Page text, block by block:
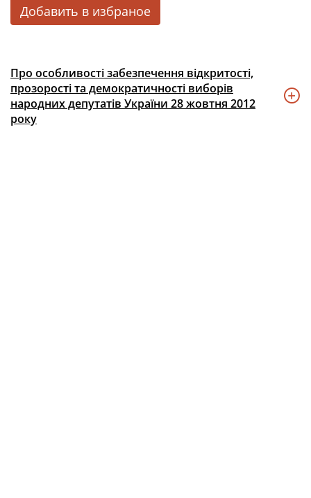
Добавить в избраное
Про особливості забезпечення відкритості,
прозорості та демократичності виборів
народних депутатів України 28 жовтня 2012
року